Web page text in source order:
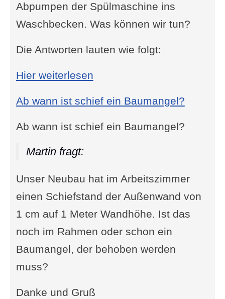
Abpumpen der Spülmaschine ins
Waschbecken. Was können wir tun?
Die Antworten lauten wie folgt:
Hier weiterlesen: Das Wasser von der
Ab wann ist schief ein Baumangel?
Ab wann ist schief ein Baumangel?
Martin fragt:
Unser Neubau hat im Arbeitszimmer
einen Schiefstand der Außenwand von
1 cm auf 1 Meter Wandhöhe. Ist das
noch im Rahmen oder schon ein
Baumangel, der behoben werden
muss?
Danke und Gruß